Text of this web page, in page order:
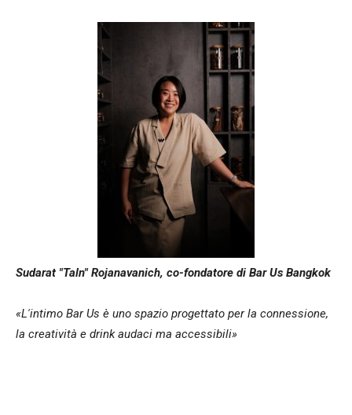
Sudarat "Taln" Rojanavanich, co-fondatore di Bar Us Bangkok
«L'intimo Bar Us è uno spazio progettato per la connessione,
la creatività e drink audaci ma accessibili»